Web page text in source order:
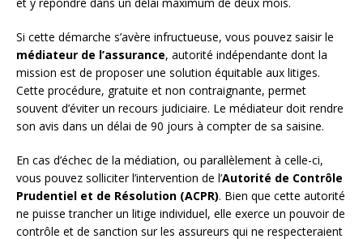
Si cette démarche s’avère infructueuse, vous pouvez saisir le
médiateur de l’assurance, autorité indépendante dont la
mission est de proposer une solution équitable aux litiges.
Cette procédure, gratuite et non contraignante, permet
souvent d’éviter un recours judiciaire. Le médiateur doit rendre
son avis dans un délai de 90 jours à compter de sa saisine.
En cas d’échec de la médiation, ou parallèlement à celle-ci,
vous pouvez solliciter l’intervention de l’Autorité de Contrôle
Prudentiel et de Résolution (ACPR). Bien que cette autorité
ne puisse trancher un litige individuel, elle exerce un pouvoir de
contrôle et de sanction sur les assureurs qui ne respecteraient